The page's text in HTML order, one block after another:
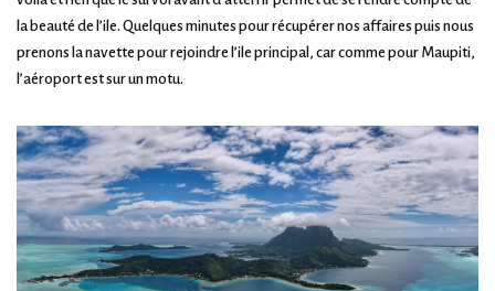
la beauté de l’ile. Quelques minutes pour récupérer nos affaires puis nous
prenons la navette pour rejoindre l’ile principal, car comme pour Maupiti,
l’aéroport est sur un motu.